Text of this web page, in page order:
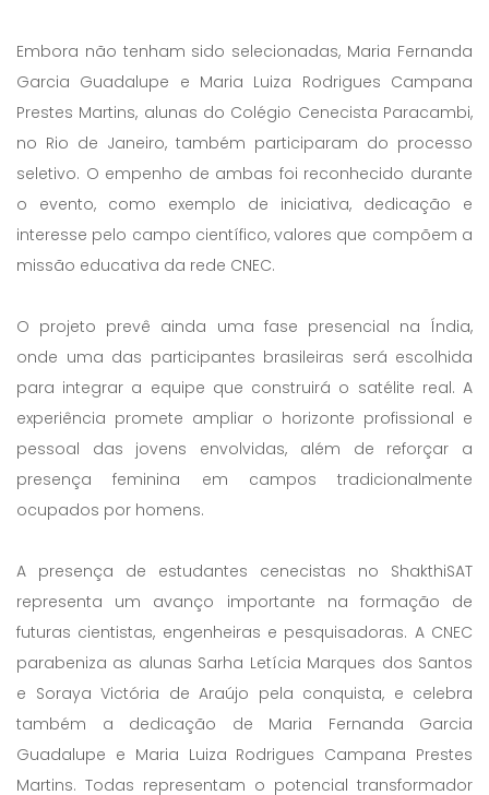
Embora não tenham sido selecionadas, Maria Fernanda
Garcia Guadalupe e Maria Luiza Rodrigues Campana
Prestes Martins, alunas do Colégio Cenecista Paracambi,
no Rio de Janeiro, também participaram do processo
seletivo. O empenho de ambas foi reconhecido durante
o evento, como exemplo de iniciativa, dedicação e
interesse pelo campo científico, valores que compõem a
missão educativa da rede CNEC.
O projeto prevê ainda uma fase presencial na Índia,
onde uma das participantes brasileiras será escolhida
para integrar a equipe que construirá o satélite real. A
experiência promete ampliar o horizonte profissional e
pessoal das jovens envolvidas, além de reforçar a
presença feminina em campos tradicionalmente
ocupados por homens.
A presença de estudantes cenecistas no ShakthiSAT
representa um avanço importante na formação de
futuras cientistas, engenheiras e pesquisadoras. A CNEC
parabeniza as alunas Sarha Letícia Marques dos Santos
e Soraya Victória de Araújo pela conquista, e celebra
também a dedicação de Maria Fernanda Garcia
Guadalupe e Maria Luiza Rodrigues Campana Prestes
Martins. Todas representam o potencial transformador